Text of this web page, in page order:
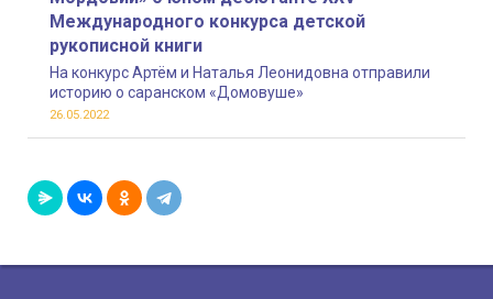
Международного конкурса детской
рукописной книги
На конкурс Артём и Наталья Леонидовна отправили
историю о саранском «Домовуше»
26.05.2022